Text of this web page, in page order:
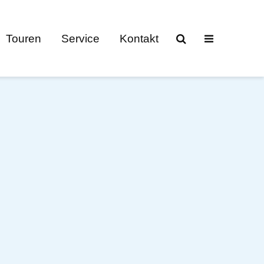
Touren Service Kontakt